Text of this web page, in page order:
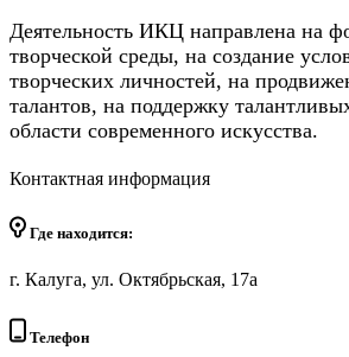
Деятельность ИКЦ направлена на
творческой среды, на создание
творческих личностей, на
талантов, на поддержку
области современного искусства.
Контактная информация
Где находится:
г. Калуга, ул. Октябрьская, 17а
Телефон